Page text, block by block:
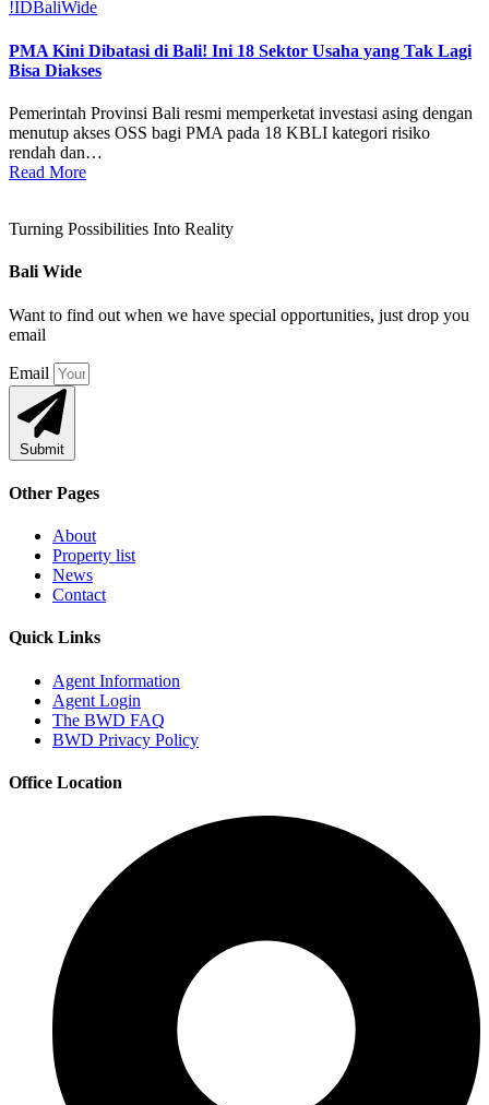
!IDBaliWide
PMA Kini Dibatasi di Bali! Ini 18 Sektor Usaha yang Tak Lagi
Bisa Diakses
Pemerintah Provinsi Bali resmi memperketat investasi asing dengan
menutup akses OSS bagi PMA pada 18 KBLI kategori risiko
rendah dan…
Read More
Turning Possibilities Into Reality
Bali Wide
Want to find out when we have special opportunities, just drop you
email
Email
Submit
Other Pages
About
Property list
News
Contact
Quick Links
Agent Information
Agent Login
The BWD FAQ
BWD Privacy Policy
Office Location